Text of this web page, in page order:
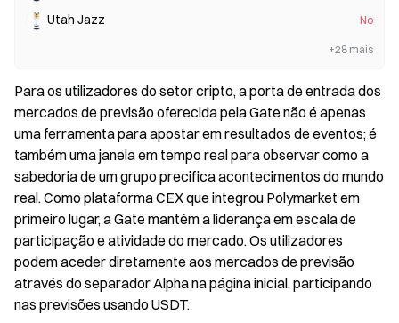
Utah Jazz No
+28 mais
Para os utilizadores do setor cripto, a porta de entrada dos
mercados de previsão oferecida pela Gate não é apenas
uma ferramenta para apostar em resultados de eventos; é
também uma janela em tempo real para observar como a
sabedoria de um grupo precifica acontecimentos do mundo
real. Como plataforma CEX que integrou Polymarket em
primeiro lugar, a Gate mantém a liderança em escala de
participação e atividade do mercado. Os utilizadores
podem aceder diretamente aos mercados de previsão
através do separador Alpha na página inicial, participando
nas previsões usando USDT.